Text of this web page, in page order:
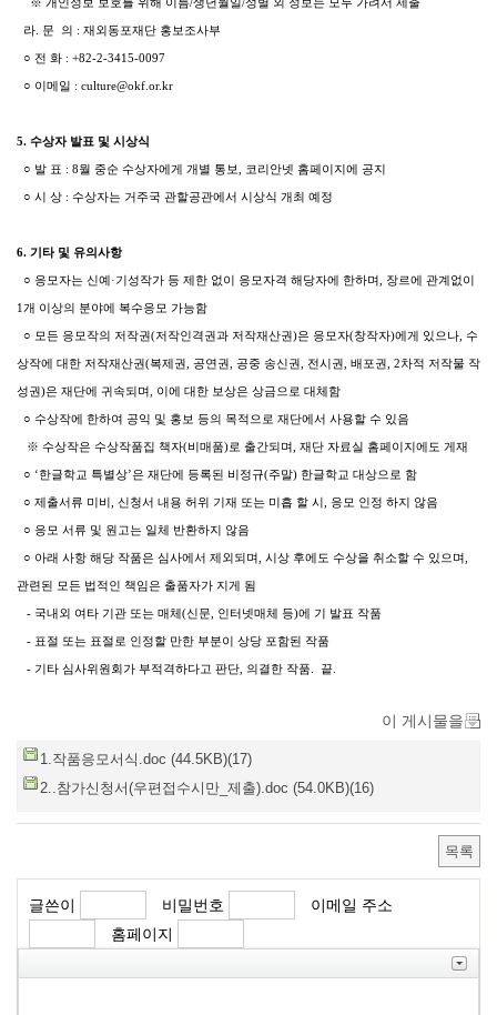
라. 문 의 : 재외동포재단 홍보조사부
○ 전 화 : +82-2-3415-0097
○ 이메일 : culture@okf.or.kr
5. 수상자 발표 및 시상식
○ 발 표 : 8월 중순 수상자에게 개별 통보, 코리안넷 홈페이지에 공지
○ 시 상 : 수상자는 거주국 관할공관에서 시상식 개최 예정
6. 기타 및 유의사항
○ 응모자는 신예·기성작가 등 제한 없이 응모자격 해당자에 한하며, 장르에 관계없이
1개 이상의 분야에 복수응모 가능함
○ 모든 응모작의 저작권(저작인격권과 저작재산권)은 응모자(창작자)에게 있으나, 수
상작에 대한 저작재산권(복제권, 공연권, 공중 송신권, 전시권, 배포권, 2차적 저작물 작
성권)은 재단에 귀속되며, 이에 대한 보상은 상금으로 대체함
○ 수상작에 한하여 공익 및 홍보 등의 목적으로 재단에서 사용할 수 있음
※ 수상작은 수상작품집 책자(비매품)로 출간되며, 재단 자료실 홈페이지에도 게재
○ ‘한글학교 특별상’은 재단에 등록된 비정규(주말) 한글학교 대상으로 함
○ 제출서류 미비, 신청서 내용 허위 기재 또는 미흡 할 시, 응모 인정 하지 않음
○ 응모 서류 및 원고는 일체 반환하지 않음
○ 아래 사항 해당 작품은 심사에서 제외되며, 시상 후에도 수상을 취소할 수 있으며,
관련된 모든 법적인 책임은 출품자가 지게 됨
- 국내외 여타 기관 또는 매체(신문, 인터넷매체 등)에 기 발표 작품
- 표절 또는 표절로 인정할 만한 부분이 상당 포함된 작품
- 기타 심사위원회가 부적격하다고 판단, 의결한 작품. 끝.
이 게시물을
1.작품응모서식.doc (44.5KB)(17)
2..참가신청서(우편접수시만_제출).doc (54.0KB)(16)
목록
글쓴이 비밀번호
이메일 주소
홈페이지